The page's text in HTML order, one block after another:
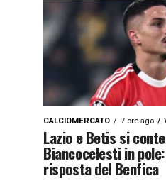
CALCIOMERCATO 7 ore ago
Lazio e Betis si
Biancocelesti in
risposta del Benfica